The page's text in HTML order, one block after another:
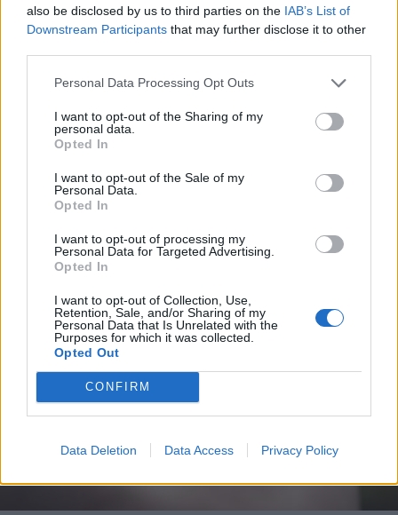
also be disclosed by us to third parties on the IAB’s List of
Downstream Participants that may further disclose it to other
Personal Data Processing Opt Outs
I want to opt-out of the Sharing of my
personal data.
Opted In
I want to opt-out of the Sale of my
Personal Data.
Opted In
I want to opt-out of processing my
Personal Data for Targeted Advertising.
Opted In
I want to opt-out of Collection, Use,
Retention, Sale, and/or Sharing of my
Personal Data that Is Unrelated with the
Purposes for which it was collected.
Opted Out
CONFIRM
Data Deletion Data Access Privacy Policy
DALLA HOME